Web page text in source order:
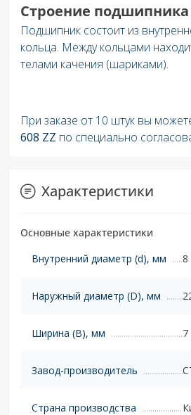
Строение подшипника
Подшипник состоит из
кольца. Между кольцами
телами качения (шариками).
При заказе от 10 штук вы
608 ZZ по специально
Характеристики
Основные характеристики
Внутренний диаметр (d), мм
8
Наружный диаметр (D), мм
Ширина (B), мм 7
Завод-производитель
Страна производства